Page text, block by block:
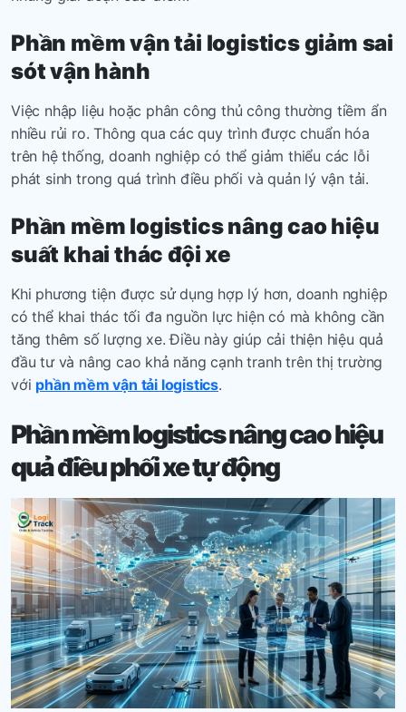
Phần mềmvận tải logisticsgiảm sai
sót vận hành
Việc nhập liệu hoặc phân công thủ công thường tiềm ẩn
nhiều rủi ro. Thông qua các quy trình được chuẩn hóa
trên hệ thống, doanh nghiệp có thể giảm thiểu các lỗi
phát sinh trong quá trình điều phối và quản lý vận tải.
Phần mềm logisticsnâng cao hiệu
suất khai thác đội xe
Khi phương tiện được sử dụng hợp lý hơn, doanh nghiệp
có thể khai thác tối đa nguồn lực hiện có mà không cần
tăng thêm số lượng xe. Điều này giúp cải thiện hiệu quả
đầu tư và nâng cao khả năng cạnh tranh trên thị trường
với phần mềm vận tải logistics.
Phần mềm logisticsnâng cao hiệu
quả điều phối xe tự động